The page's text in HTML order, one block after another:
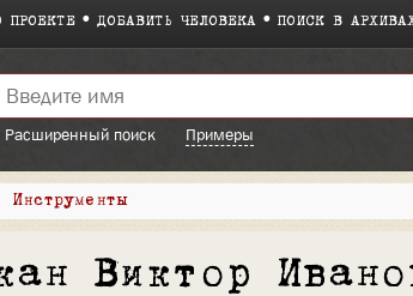
ПРОЕКТЕ ДОБАВИТЬ ЧЕЛОВЕКА ПОИСК В
Расширенный поиск
Примеры
Инструменты
Виктор